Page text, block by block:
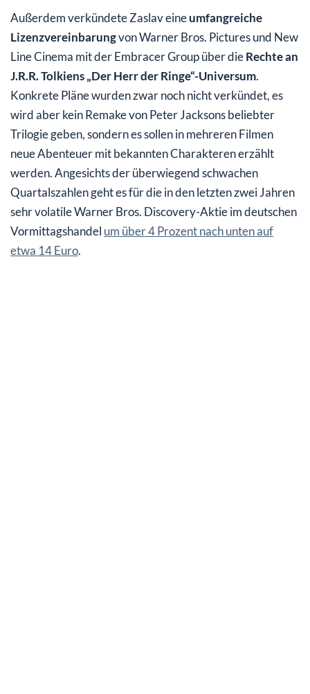
Außerdem verkündete Zaslav eineumfangreiche
Lizenzvereinbarungvon Warner Bros. Pictures und New
Line Cinema mit der Embracer Group über dieRechte an
J.R.R. Tolkiens „Der Herr der Ringe“-Universum.
Konkrete Pläne wurden zwar noch nicht verkündet, es
wird aber kein Remake von Peter Jacksons beliebter
Trilogie geben, sondern es sollen in mehreren Filmen
neue Abenteuer mit bekannten Charakteren erzählt
werden. Angesichts der überwiegend schwachen
Quartalszahlen geht es für die in den letzten zwei Jahren
sehr volatile Warner Bros. Discovery-Aktie im deutschen
Vormittagshandel um über 4 Prozent nach unten auf
etwa 14 Euro.